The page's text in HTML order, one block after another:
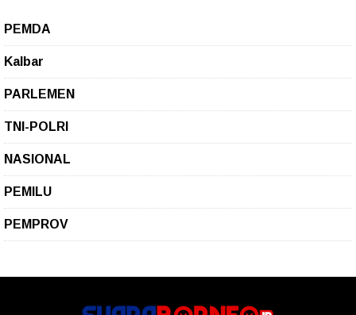
PEMDA
Kalbar
PARLEMEN
TNI-POLRI
NASIONAL
PEMILU
PEMPROV